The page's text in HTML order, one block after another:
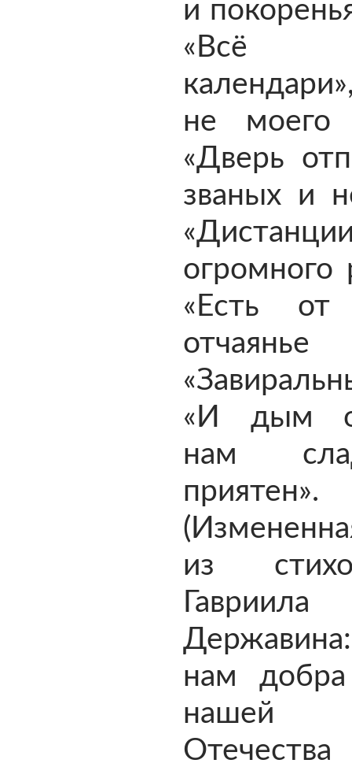
и
«Всё
не моего
«Дверь
званых и
огромного
«Есть
отчаянье
«И дым
нам
приятен».
из
Гавриила
нам
нашей